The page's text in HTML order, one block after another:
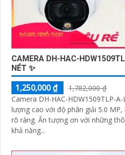
CAMERA DH-HAC-
NÉT ✨
1,250,000 ₫
1,782,000 ₫
Camera DH-HAC-HDW1509TLP-
lượng cao với độ phân giải 5.0
rõ ràng. Ấn tượng ơn với những thông số là camera này có
khả năng...